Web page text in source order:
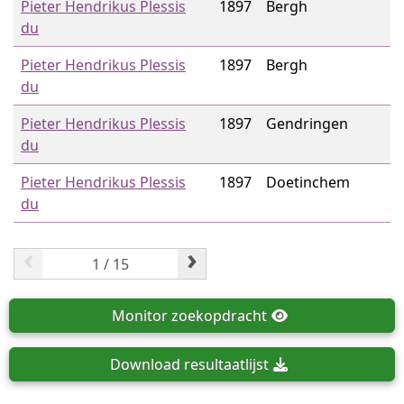
Pieter Hendrikus Plessis
du
1897 Bergh
Pieter Hendrikus Plessis
du
1897 Bergh
Pieter Hendrikus Plessis
du
1897 Gendringen
Pieter Hendrikus Plessis
du
1897 Doetinchem
‹ ›
Monitorzoekopdracht
Download resultaatlijst